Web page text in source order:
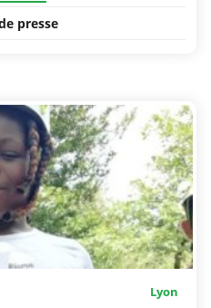
presse
Lyon